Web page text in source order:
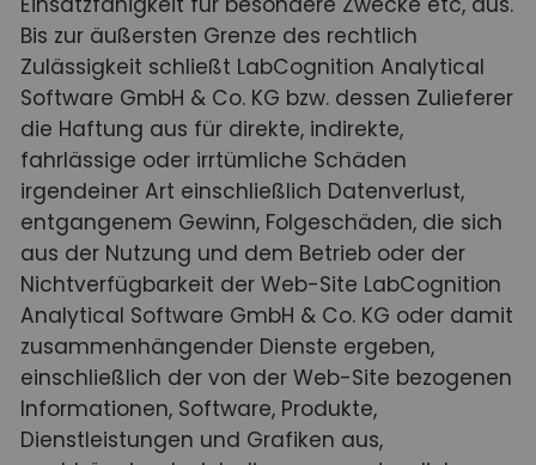
Bis zur äußersten Grenze des rechtlich
Zulässigkeit schließt LabCognition Analytical
Software GmbH & Co. KG bzw. dessen Zulieferer
die Haftung aus für direkte, indirekte,
fahrlässige oder irrtümliche Schäden
irgendeiner Art einschließlich Datenverlust,
entgangenem Gewinn, Folgeschäden, die sich
aus der Nutzung und dem Betrieb oder der
Nichtverfügbarkeit der Web-Site LabCognition
Analytical Software GmbH & Co. KG oder damit
zusammenhängender Dienste ergeben,
einschließlich der von der Web-Site bezogenen
Informationen, Software, Produkte,
Dienstleistungen und Grafiken aus,